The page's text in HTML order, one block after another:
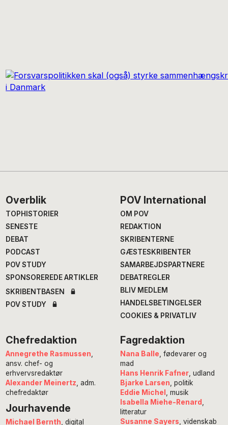
Footer
Overblik
TOPHISTORIER
SENESTE
DEBAT
PODCAST
POV STUDY
SPONSOREREDE ARTIKLER
SKRIBENTBASEN
POV STUDY
POV International
OM POV
REDAKTION
SKRIBENTERNE
GÆSTESKRIBENTER
SAMARBEJDSPARTNERE
DEBATREGLER
BLIV MEDLEM
HANDELSBETINGELSER
COOKIES & PRIVATLIV
Chefredaktion
Annegrethe Rasmussen
ansv. chef- og
erhvervsredaktør
Alexander Meinertz , adm.
chefredaktør
Jourhavende
Michael Bernth , digital
Fagredaktion
Nana Balle , fødevarer og
mad
Hans Henrik Fafner, udland
Bjarke Larsen , politik
Eddie Michel
, musik
Isabella Miehe-Renard
litteratur
Susanne Sayers , videnskab